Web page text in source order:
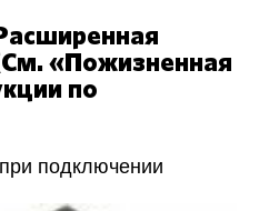
«Пожизненная
по
подключении